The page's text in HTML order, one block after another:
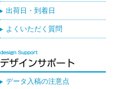
出荷日・到着日
よくいただく質問
データ入稿の注意点